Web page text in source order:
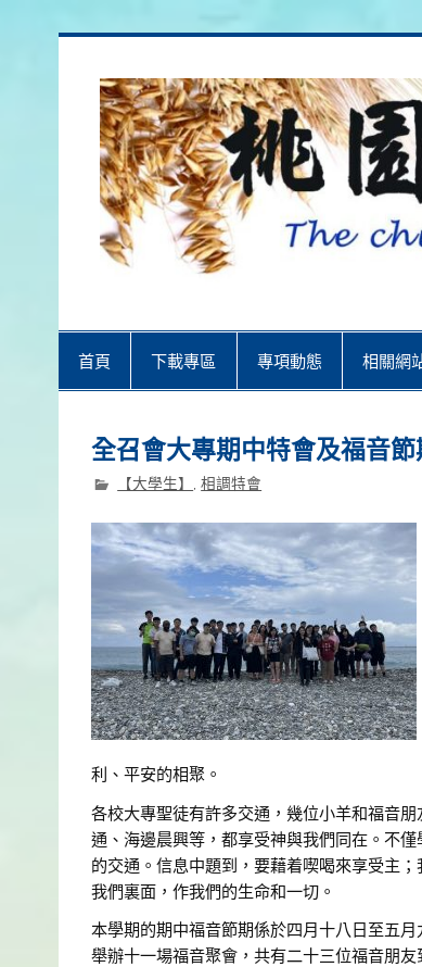
首頁 下載專區 專項動態 相關網
全召會大專期中特會及福音
【大學生】 ,相調特會
利、平安的相聚。
各校大專聖徒有許多交通，幾位小羊和福音
通、海邊晨興等，都享受神與我們同在。不
的交通。信息中題到，要藉着喫喝來享受主
我們裏面，作我們的生命和一切。
本學期的期中福音節期係於四月十八日至五
舉辦十一場福音聚會，共有二十三位福音朋